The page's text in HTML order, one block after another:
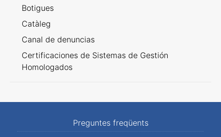
Botigues
Catàleg
Canal de denuncias
Certificaciones de Sistemas de Gestión
Homologados
Preguntes freqüents